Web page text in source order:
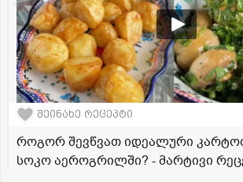
შეინახე რეცეპტი
როგორ შევწვათ იდეალური
სოკო აეროგრილში? - მარტივი